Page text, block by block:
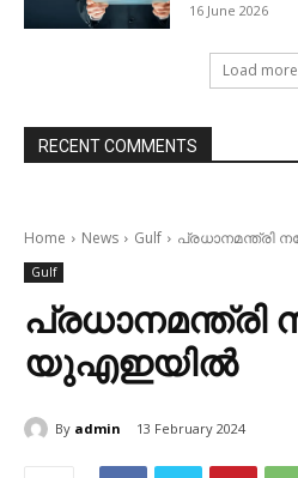
16 June 2026
Load more
RECENT COMMENTS